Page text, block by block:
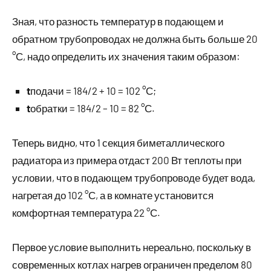
Зная, что разность температур в подающем и
обратном трубопроводах не должна быть больше 20
°С, надо определить их значения таким образом:
tподачи = 184/2 + 10 = 102 °С;
tобратки = 184/2 – 10 = 82 °С.
Теперь видно, что 1 секция биметаллического
радиатора из примера отдаст 200 Вт теплоты при
условии, что в подающем трубопроводе будет вода,
нагретая до 102 °С, а в комнате установится
комфортная температура 22 °С.
Первое условие выполнить нереально, поскольку в
современных котлах нагрев ограничен пределом 80